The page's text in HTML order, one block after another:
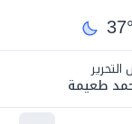
طعيمة